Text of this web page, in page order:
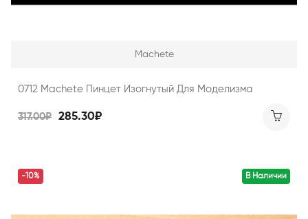
Machete
0712 Machete Пинцет Изогнутый Для Моделизма
317.00₽ 285.30₽
В Наличии
-10%